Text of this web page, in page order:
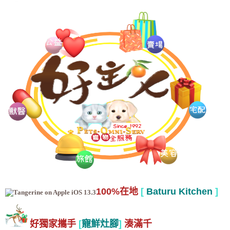
100%在地 [ Baturu Kitchen ]
好獨家攜手 [寵鮮灶腳] 湊滿千